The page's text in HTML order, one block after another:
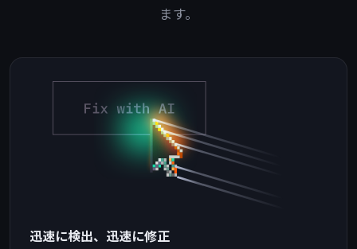
ます。
迅速に検出、迅速に修正